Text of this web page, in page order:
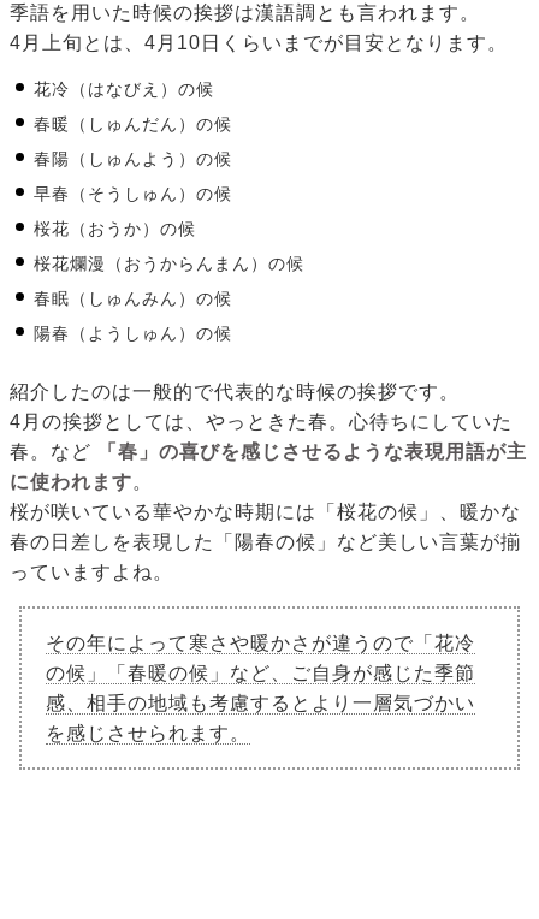
季語を用いた時候の挨拶は漢語調とも言われます。
4月上旬とは、4月10日くらいまでが目安となります。
花冷（はなびえ）の候
春暖（しゅんだん）の候
春陽（しゅんよう）の候
早春（そうしゅん）の候
桜花（おうか）の候
桜花爛漫（おうからんまん）の候
春眠（しゅんみん）の候
陽春（ようしゅん）の候
紹介したのは一般的で代表的な時候の挨拶です。
4月の挨拶としては、やっときた春。心待ちにしていた
春。など
「春」の喜びを感じさせるような表現用語が主
に使われます。
桜が咲いている華やかな時期には「桜花の候」、暖かな
春の日差しを表現した「陽春の候」など美しい言葉が揃
っていますよね。
その年によって寒さや暖かさが違うので「花冷
の候」「春暖の候」など、ご自身が感じた季節
感、相手の地域も考慮するとより一層気づかい
を感じさせられます。